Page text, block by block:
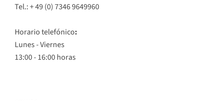
Tel.: + 49 (0) 7346 9649960
Horario telefónico:
Lunes - Viernes
13:00 - 16:00 horas